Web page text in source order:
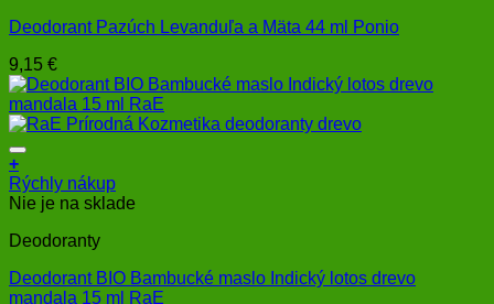
Deodorant Pazúch Levanduľa a Mäta 44 ml Ponio
9,15 €
+
Rýchly nákup
Nie je na sklade
Deodoranty
Deodorant BIO Bambucké maslo Indický lotos drevo
mandala 15 ml RaE